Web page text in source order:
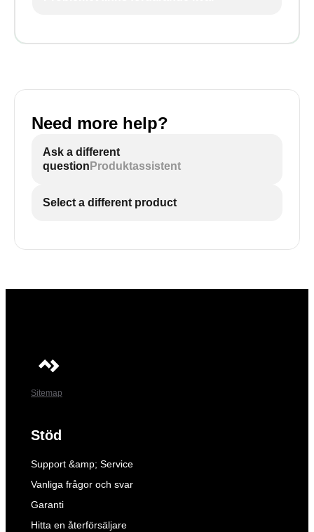
Need more help?
Ask a different
question Produktassistent
Select a different product
Sitemap
Stöd
Support &amp; Service
Vanliga frågor och svar
Garanti
Hitta en återförsäljare